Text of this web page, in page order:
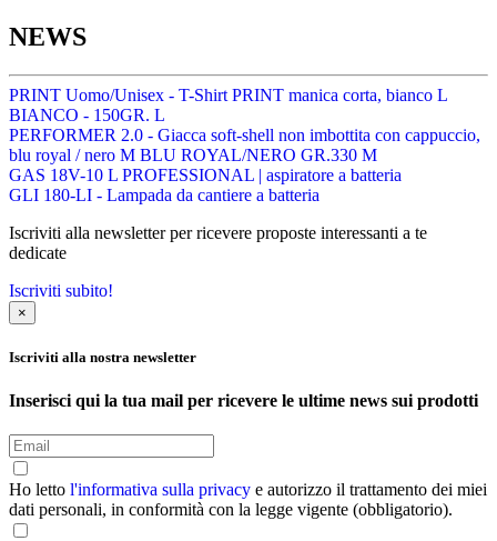
NEWS
PRINT Uomo/Unisex - T-Shirt PRINT manica corta, bianco L
BIANCO - 150GR. L
PERFORMER 2.0 - Giacca soft-shell non imbottita con cappuccio,
blu royal / nero M BLU ROYAL/NERO GR.330 M
GAS 18V-10 L PROFESSIONAL | aspiratore a batteria
GLI 180-LI - Lampada da cantiere a batteria
Iscriviti alla newsletter per ricevere proposte interessanti a te
dedicate
Iscriviti subito!
×
Iscriviti alla nostra newsletter
Inserisci qui la tua mail per ricevere le ultime news sui prodotti
Ho letto l'informativa sulla privacy e autorizzo il trattamento dei miei
dati personali, in conformità con la legge vigente (obbligatorio).